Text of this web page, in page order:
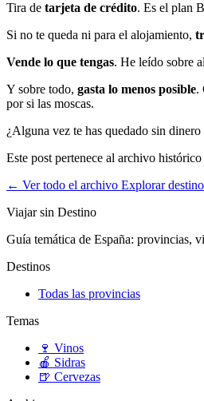
Tira de tarjeta de crédito. Es el plan
Si no te queda ni para el alojamiento,
Vende lo que tengas. He leído sobre
Y sobre todo, gasta lo menos posible.
por si las moscas.
¿Alguna vez te has quedado sin
Este post pertenece al archivo
← Ver todo el archivo Explorar
Viajar sin Destino
Guía temática de España: provincias,
Destinos
Todas las provincias
Temas
🍷 Vinos
🍎 Sidras
🍺 Cervezas